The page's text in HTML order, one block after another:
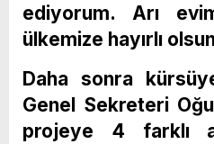
ediyorum. Arı
ülkemize hayırlı
Daha sonra
Genel Sekreteri
projeye 4 farklı